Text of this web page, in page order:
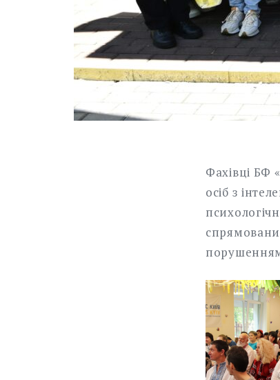
Фахівці БФ
осіб з